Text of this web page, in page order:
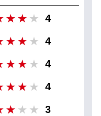
4
4
4
4
3